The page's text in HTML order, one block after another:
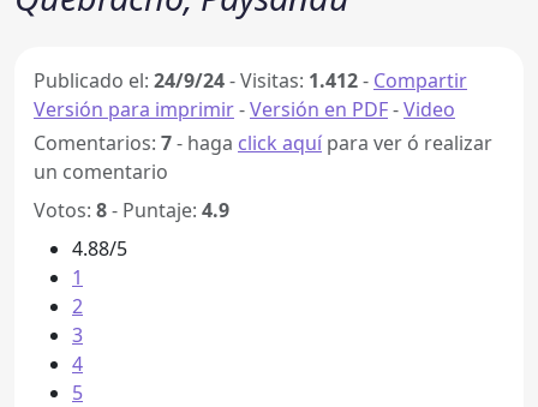
Publicado el: 24/9/24-Visitas: 1.412- Compartir
Versión para imprimir-Versión en PDF-Video
Comentarios: 7- haga click aquí para ver ó realizar
un comentario
Votos: 8- Puntaje: 4.9
4.88/5
1
2
3
4
5